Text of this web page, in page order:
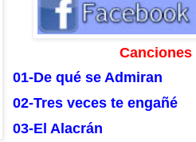
Canciones
01-De qué se Admiran
02-Tres veces te engañé
03-El Alacrán